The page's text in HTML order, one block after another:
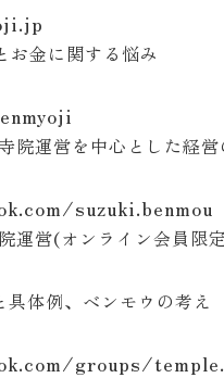
金に関する悩み
運営を中心とした経営
suzuki.benmou
運営(オンライン会員限
体例、ベンモウの考え
groups/